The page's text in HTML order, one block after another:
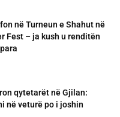
në Turneun e Shahut në
Fest – ja kush u renditën
qytetarët në Gjilan:
në veturë po i joshin